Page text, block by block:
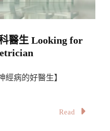
醫生 Looking for
經病的好醫生】
Read